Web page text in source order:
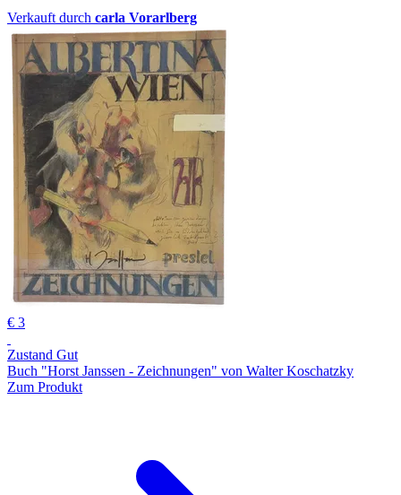
Verkauft durch carla Vorarlberg
€ 3
Zustand Gut
Buch "Horst Janssen - Zeichnungen" von Walter Koschatzky
Zum Produkt